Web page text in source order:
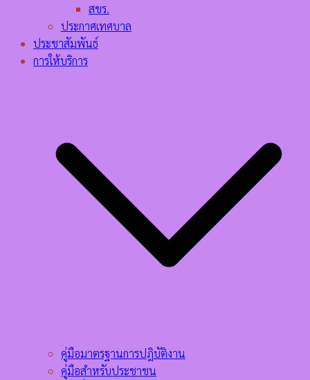
สขร.
ประกาศเทศบาล
ประชาสัมพันธ์
การให้บริการ
คู่มือมาตรฐานการปฎิบัติงาน
คู่มือสำหรับประชาชน